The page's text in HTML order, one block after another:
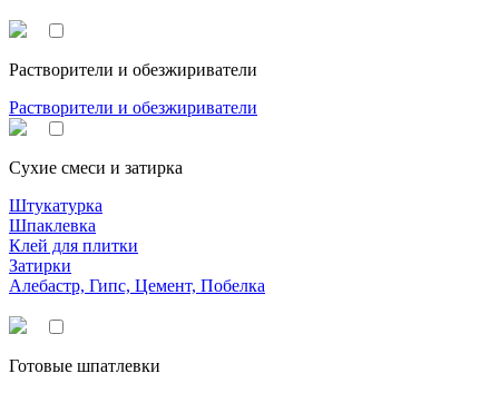
Растворители и обезжириватели
Растворители и обезжириватели
Сухие смеси и затирка
Штукатурка
Шпаклевка
Клей для плитки
Затирки
Алебастр, Гипс, Цемент, Побелка
Готовые шпатлевки